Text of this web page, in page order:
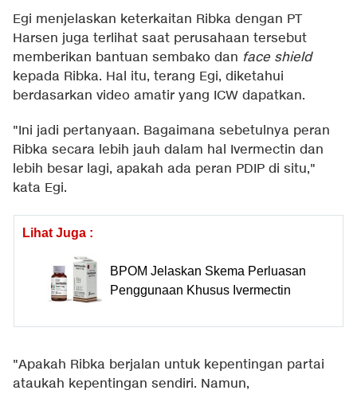
Egi menjelaskan keterkaitan Ribka dengan PT
Harsen juga terlihat saat perusahaan tersebut
memberikan bantuan sembako dan face shield
kepada Ribka. Hal itu, terang Egi, diketahui
berdasarkan video amatir yang ICW dapatkan.
"Ini jadi pertanyaan. Bagaimana sebetulnya peran
Ribka secara lebih jauh dalam hal Ivermectin dan
lebih besar lagi, apakah ada peran PDIP di situ,"
kata Egi.
Lihat Juga :
BPOM Jelaskan Skema Perluasan
Penggunaan Khusus Ivermectin
"Apakah Ribka berjalan untuk kepentingan partai
ataukah kepentingan sendiri. Namun,